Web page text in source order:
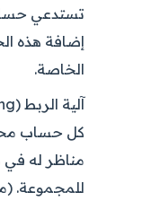
تستدعي
إضافة هذه
الخاصة.
آلية الربط (Mapping):
كل حساب
مناظر له
للمجموعة.